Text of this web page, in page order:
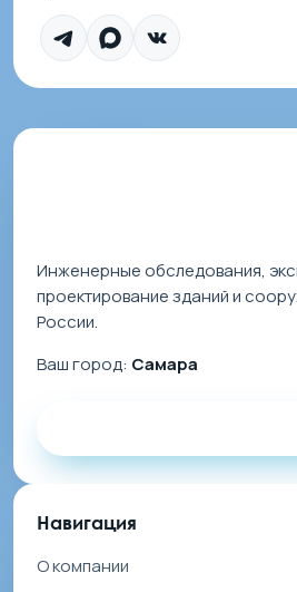
Инженерные обследования,
проектирование зданий и
России.
Ваш город: Самара
Навигация
О компании